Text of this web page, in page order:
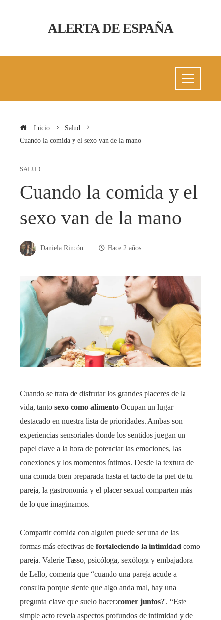
ALERTA DE ESPAÑA
Inicio
Salud
Cuando la comida y el sexo van de la mano
SALUD
Cuando la comida y el
sexo van de la mano
Daniela Rincón Hace 2 años
Cuando se trata de disfrutar los grandes placeres de la
vida, tanto sexo como alimento Ocupan un lugar
destacado en nuestra lista de prioridades. Ambas son
experiencias sensoriales donde los sentidos juegan un
papel clave a la hora de potenciar las emociones, las
conexiones y los momentos íntimos. Desde la textura de
una comida bien preparada hasta el tacto de la piel de tu
pareja, la gastronomía y el placer sexual comparten más
de lo que imaginamos.
Compartir comida con alguien puede ser una de las
formas más efectivas de fortaleciendo la intimidad como
pareja. Valerie Tasso, psicóloga, sexóloga y embajadora
de Lello, comenta que “cuando una pareja acude a
consulta porque siente que algo anda mal, hay una
pregunta clave que suelo hacer:comer juntos?'. “Este
simple acto revela aspectos profundos de intimidad y de